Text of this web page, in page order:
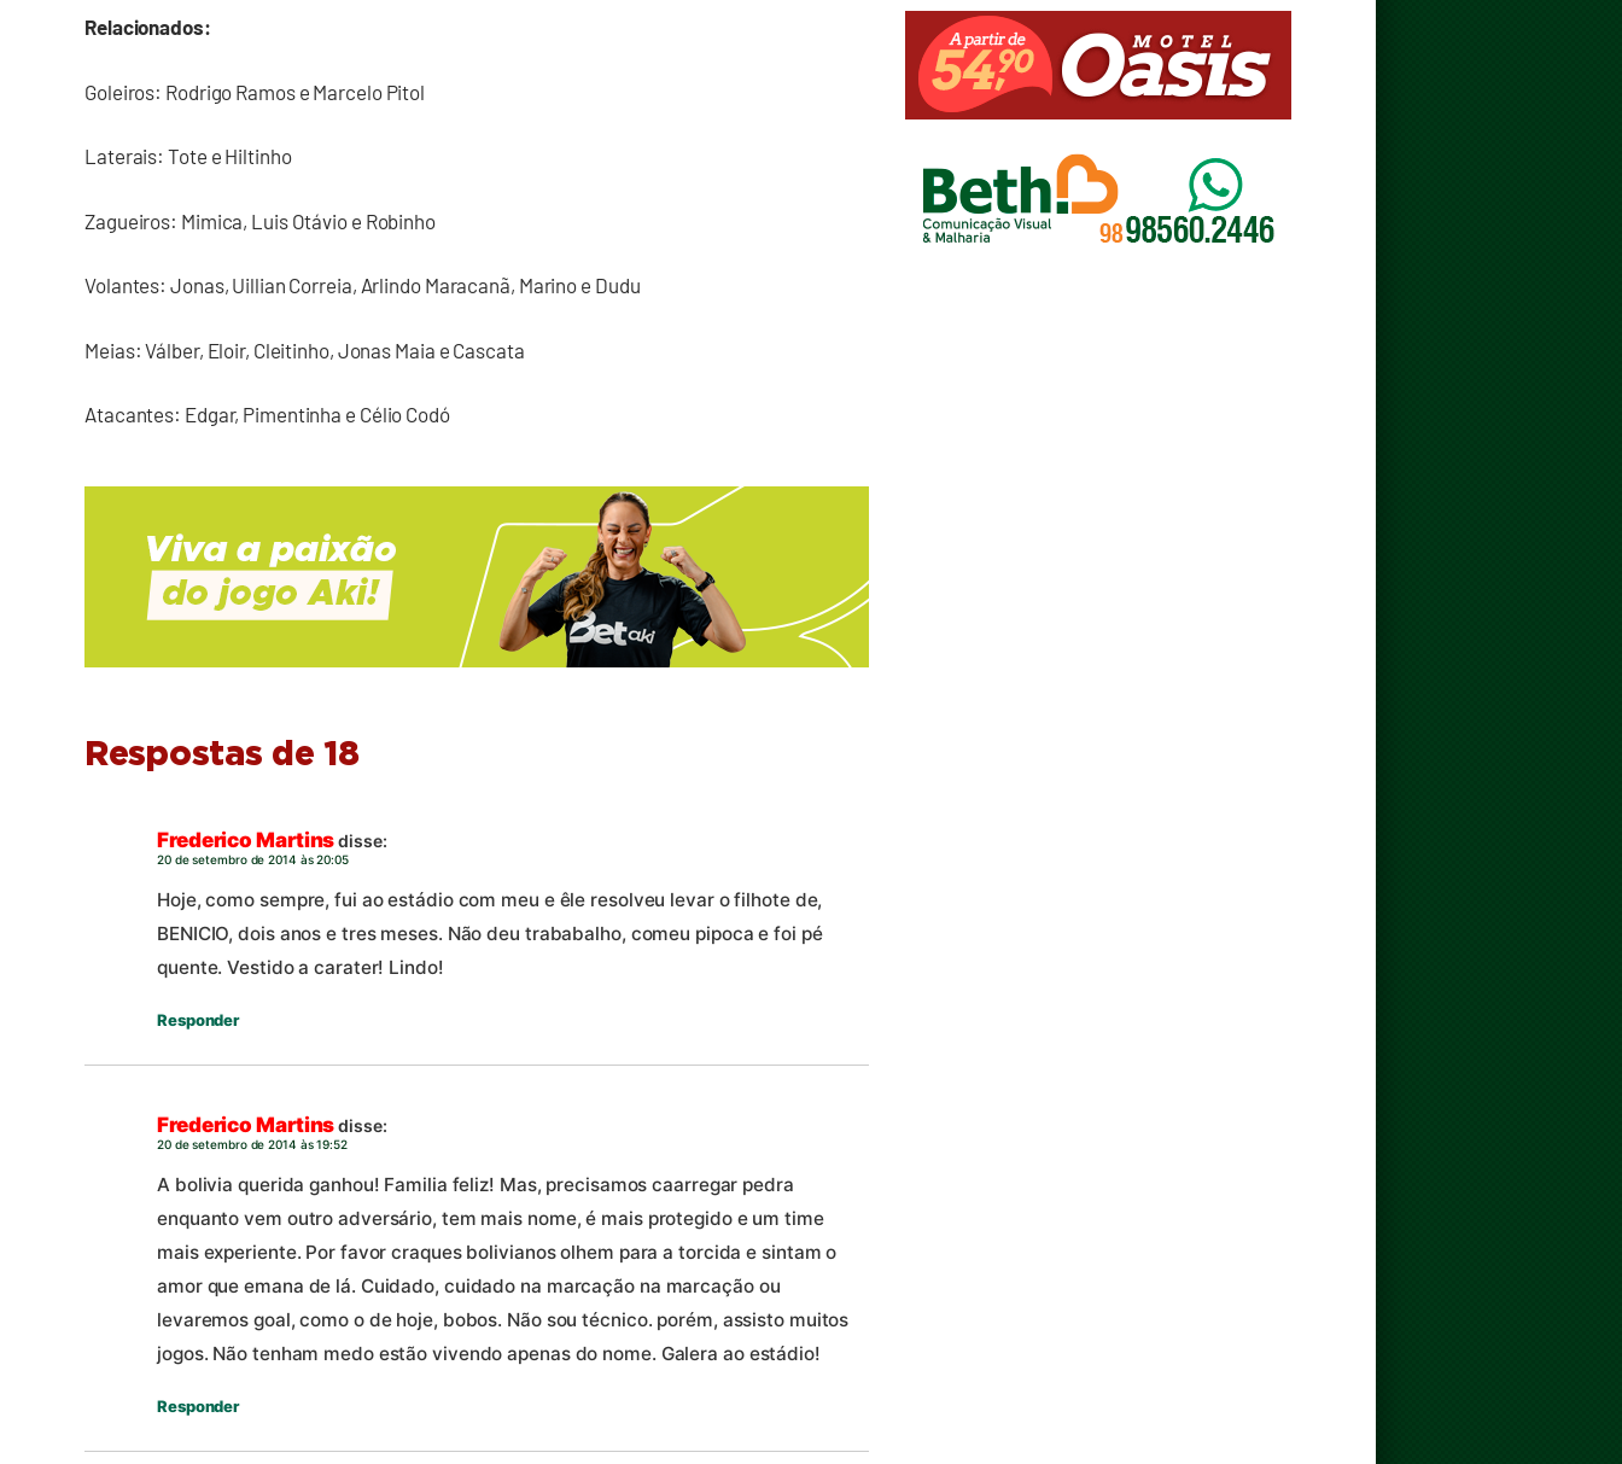
Relacionados:
Goleiros: Rodrigo Ramos e Marcelo Pitol
Laterais: Tote e Hiltinho
Zagueiros: Mimica, Luis Otávio e Robinho
Volantes: Jonas, Uillian Correia, Arlindo Maracanã, Marino e Dudu
Meias: Válber, Eloir, Cleitinho, Jonas Maia e Cascata
Atacantes: Edgar, Pimentinha e Célio Codó
Respostas de 18
Frederico Martinsdisse:
20 de setembro de 2014 às 20:05
Hoje, como sempre, fui ao estádio com meu e êle resolveu levar o filhote de,
BENICIO, dois anos e tres meses. Não deu trababalho, comeu pipoca e foi pé
quente. Vestido a carater! Lindo!
Responder
Frederico Martinsdisse:
20 de setembro de 2014 às 19:52
A bolivia querida ganhou! Familia feliz! Mas, precisamos caarregar pedra
enquanto vem outro adversário, tem mais nome, é mais protegido e um time
mais experiente. Por favor craques bolivianos olhem para a torcida e sintam o
amor que emana de lá. Cuidado, cuidado na marcação na marcação ou
levaremos goal, como o de hoje, bobos. Não sou técnico. porém, assisto muitos
jogos. Não tenham medo estão vivendo apenas do nome. Galera ao estádio!
Responder